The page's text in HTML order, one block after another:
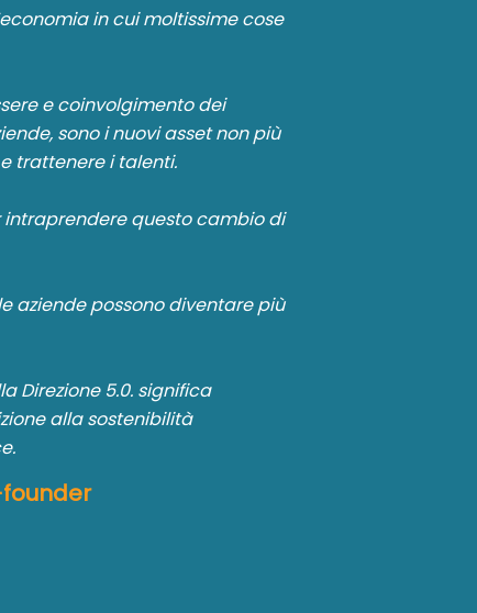
in cui moltissime cose
e coinvolgimento dei
sono i nuovi asset non più
trattenere i talenti.
intraprendere questo cambio di
aziende possono diventare più
Direzione 5.0. significa
alla sostenibilità
founder